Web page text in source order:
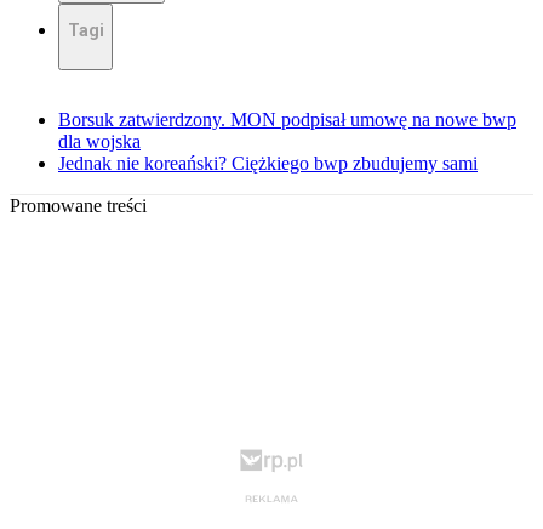
Tagi
Borsuk zatwierdzony. MON podpisał umowę na nowe bwp
dla wojska
Jednak nie koreański? Ciężkiego bwp zbudujemy sami
Promowane treści